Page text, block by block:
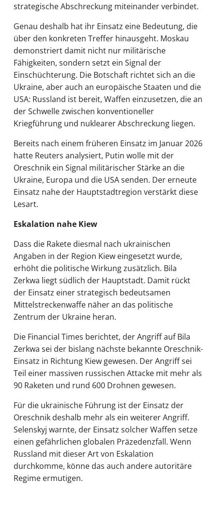
strategische Abschreckung miteinander verbindet.
Genau deshalb hat ihr Einsatz eine Bedeutung, die
über den konkreten Treffer hinausgeht. Moskau
demonstriert damit nicht nur militärische
Fähigkeiten, sondern setzt ein Signal der
Einschüchterung. Die Botschaft richtet sich an die
Ukraine, aber auch an europäische Staaten und die
USA: Russland ist bereit, Waffen einzusetzen, die an
der Schwelle zwischen konventioneller
Kriegführung und nuklearer Abschreckung liegen.
Bereits nach einem früheren Einsatz im Januar 2026
hatte Reuters analysiert, Putin wolle mit der
Oreschnik ein Signal militärischer Stärke an die
Ukraine, Europa und die USA senden. Der erneute
Einsatz nahe der Hauptstadtregion verstärkt diese
Lesart.
Eskalation nahe Kiew
Dass die Rakete diesmal nach ukrainischen
Angaben in der Region Kiew eingesetzt wurde,
erhöht die politische Wirkung zusätzlich. Bila
Zerkwa liegt südlich der Hauptstadt. Damit rückt
der Einsatz einer strategisch bedeutsamen
Mittelstreckenwaffe näher an das politische
Zentrum der Ukraine heran.
Die Financial Times berichtet, der Angriff auf Bila
Zerkwa sei der bislang nächste bekannte Oreschnik-
Einsatz in Richtung Kiew gewesen. Der Angriff sei
Teil einer massiven russischen Attacke mit mehr als
90 Raketen und rund 600 Drohnen gewesen.
Für die ukrainische Führung ist der Einsatz der
Oreschnik deshalb mehr als ein weiterer Angriff.
Selenskyj warnte, der Einsatz solcher Waffen setze
einen gefährlichen globalen Präzedenzfall. Wenn
Russland mit dieser Art von Eskalation
durchkomme, könne das auch andere autoritäre
Regime ermutigen.